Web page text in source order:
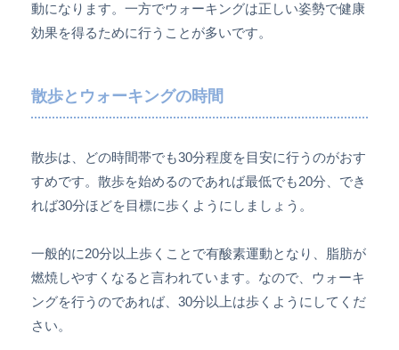
動になります。一方でウォーキングは正しい姿勢で健康
効果を得るために行うことが多いです。
散歩とウォーキングの時間
散歩は、どの時間帯でも30分程度を目安に行うのがおす
すめです。散歩を始めるのであれば最低でも20分、でき
れば30分ほどを目標に歩くようにしましょう。
一般的に20分以上歩くことで有酸素運動となり、脂肪が
燃焼しやすくなると言われています。なので、ウォーキ
ングを行うのであれば、30分以上は歩くようにしてくだ
さい。